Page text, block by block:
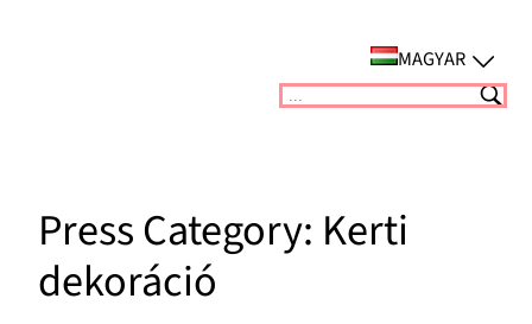
MAGYAR
Suchen
Press Category: Kerti
dekoráció